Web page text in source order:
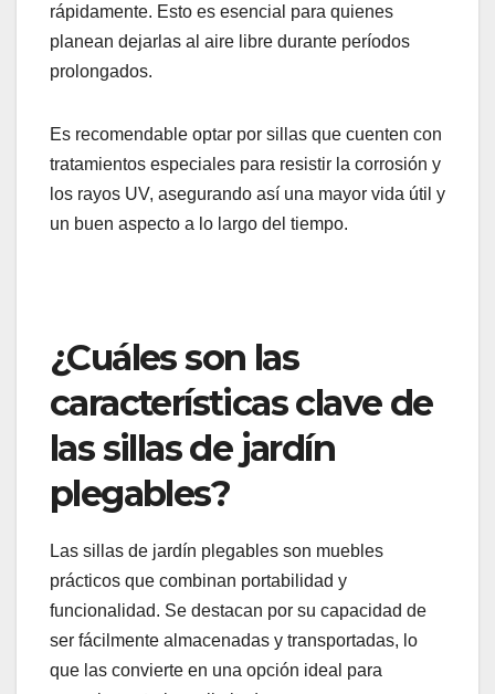
rápidamente. Esto es esencial para quienes
planean dejarlas al aire libre durante períodos
prolongados.
Es recomendable optar por sillas que cuenten con
tratamientos especiales para resistir la corrosión y
los rayos UV, asegurando así una mayor vida útil y
un buen aspecto a lo largo del tiempo.
¿Cuáles son las
características clave de
las sillas de jardín
plegables?